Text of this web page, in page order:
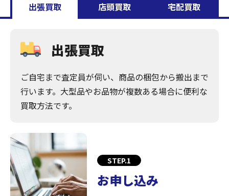
出張買取 店頭買取 宅配買取
出張買取
ご自宅まで査定員が伺い、商品の梱包から搬出まで
行います。大型品やお品物が複数ある場合に便利な
買取方法です。
STEP.1
お申し込み